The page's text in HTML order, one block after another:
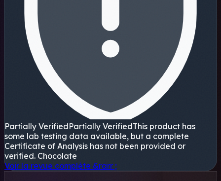
Partially VerifiedPartially VerifiedThis product has
some lab testing data available, but a complete
Certificate of Analysis has not been provided or
verified. Chocolate
Voir la revue complète &rarr ;